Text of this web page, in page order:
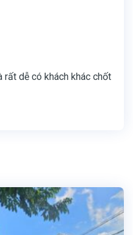
dễ có khách khác chốt